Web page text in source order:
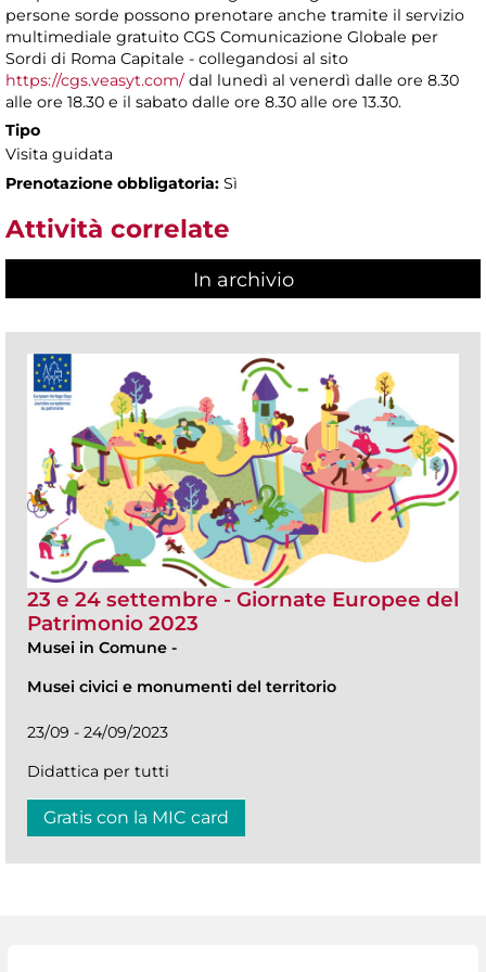
persone sorde possono prenotare anche tramite il servizio
multimediale gratuito CGS Comunicazione Globale per
Sordi di Roma Capitale - collegandosi al sito
https://cgs.veasyt.com/dal lunedì al venerdì dalle ore 8.30
alle ore 18.30 e il sabato dalle ore 8.30 alle ore 13.30.
Tipo
Visita guidata
Prenotazione obbligatoria: Sì
Attività correlate
In archivio
23 e 24 settembre - Giornate Europee del
Patrimonio 2023
Musei in Comune -
Musei civici e monumenti del territorio
23/09 - 24/09/2023
Didattica per tutti
Gratis con la MIC card